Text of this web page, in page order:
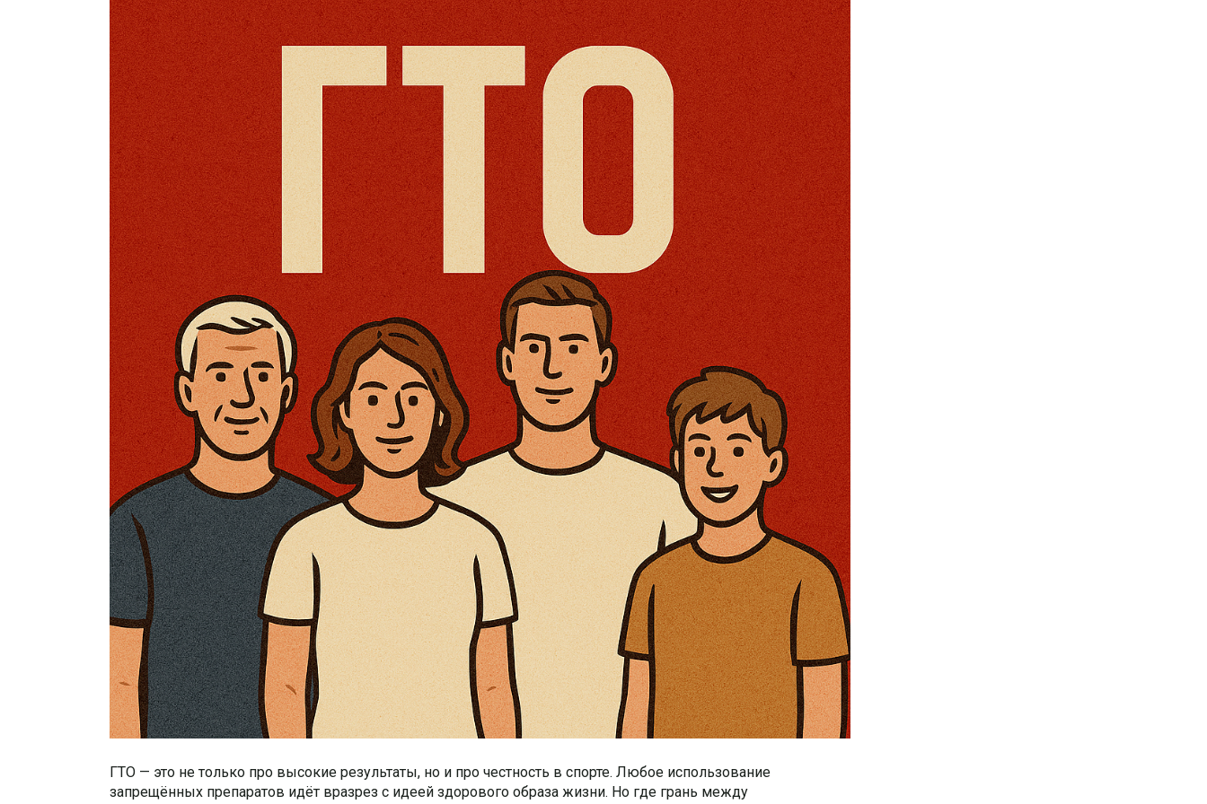
ГТО — это не только про высокие результаты, но и про честность в спорте. Любое использование
запрещённых препаратов идёт вразрез с идеей здорового образа жизни. Но где грань между